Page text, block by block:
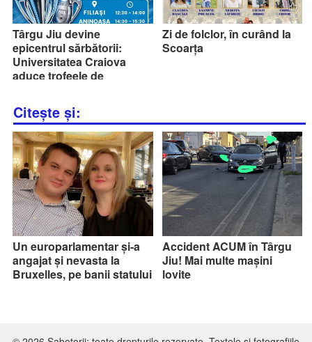
Târgu Jiu devine
epicentrul sărbătorii:
Universitatea Craiova
aduce trofeele de
gorjeni!
Zi de folclor, în curând la
Scoarța
Citește și:
Un europarlamentar și-a
angajat și nevasta la
Bruxelles, pe banii statului
Accident ACUM în Târgu
Jiu! Mai multe mașini
lovite